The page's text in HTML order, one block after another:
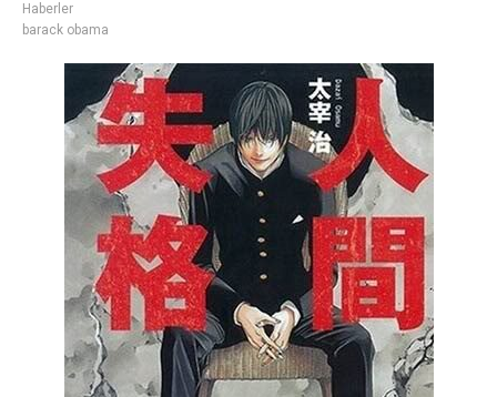
Haberler
barack obama